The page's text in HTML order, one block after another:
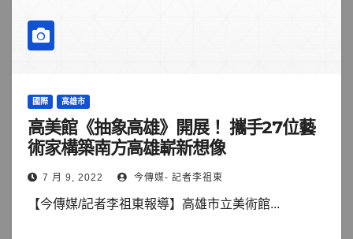
國際 高雄市
高美館《抽象高雄》開展！ 攜手27位藝
術家構築南方高雄嶄新想像
7 月 9, 2022 今傳媒- 記者李祖東
【今傳媒/記者李祖東報導】高雄市立美術館...